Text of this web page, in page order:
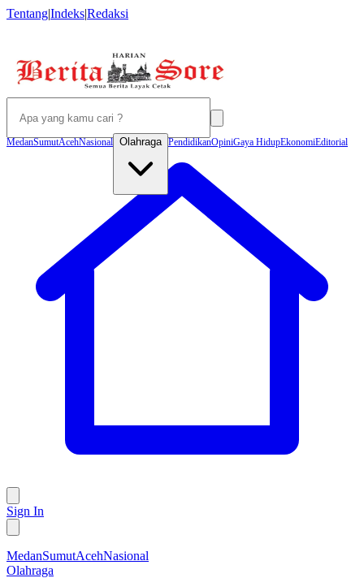
Tentang|Indeks|Redaksi
MedanSumutAcehNasional Olahraga PendidikanOpiniGaya HidupEkonomiEditorial
Sign In
MedanSumutAcehNasional
Olahraga